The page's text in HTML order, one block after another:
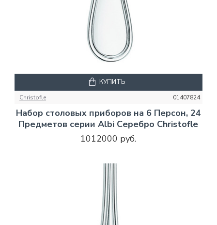
Christofle 01407824
Набор столовых приборов на 6 Персон, 24
Предметов серии Albi Серебро Christofle
1012000 руб.
КУПИТЬ